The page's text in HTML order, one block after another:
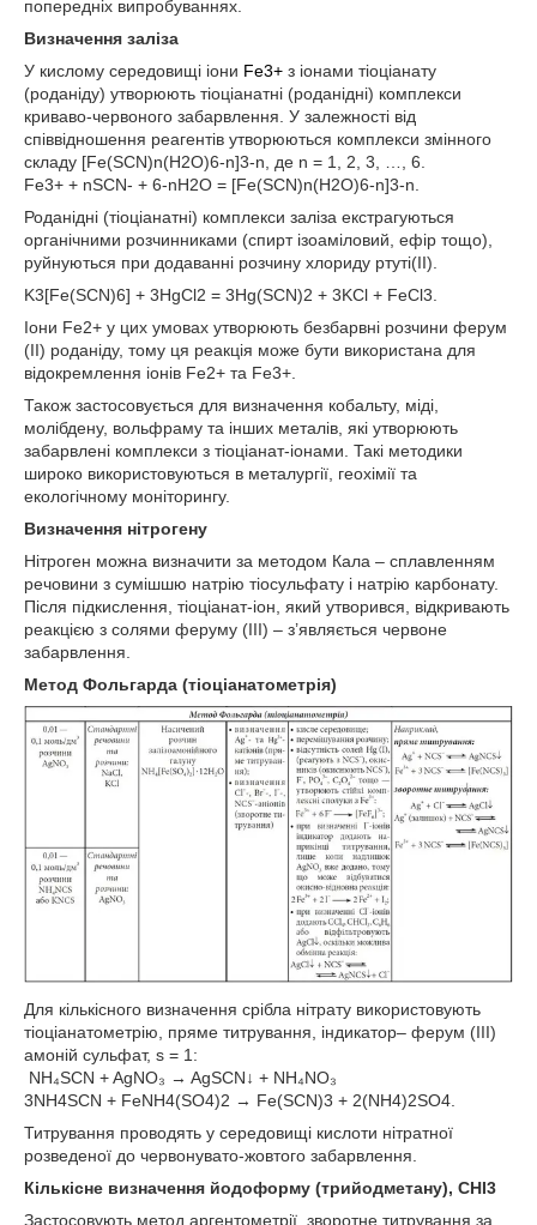
попередніх випробуваннях.
Визначення заліза
У кислому середовищі іони Fe3+ з іонами тіоціанату
(роданіду) утворюють тіоціанатні (роданідні) комплекси
криваво-червоного забарвлення. У залежності від
співвідношення реагентів утворюються комплекси змінного
складу [Fe(SCN)n(H2O)6-n]3-n, де n = 1, 2, 3, …, 6.
Fe3+ + nSCN- + 6-nH2O = [Fe(SCN)n(H2O)6-n]3-n.
Роданідні (тіоціанатні) комплекси заліза екстрагуються
органічними розчинниками (спирт ізоаміловий, ефір тощо),
руйнуються при додаванні розчину хлориду ртуті(ІІ).
K3[Fe(SCN)6] + 3HgCl2 = 3Hg(SCN)2 + 3KCl + FeCl3.
Іони Fe2+ у цих умовах утворюють безбарвні розчини ферум
(ІІ) роданіду, тому ця реакція може бути використана для
відокремлення іонів Fe2+ та Fe3+.
Також застосовується для визначення кобальту, міді,
молібдену, вольфраму та інших металів, які утворюють
забарвлені комплекси з тіоціанат-іонами. Такі методики
широко використовуються в металургії, геохімії та
екологічному моніторингу.
Визначення нітрогену
Нітроген можна визначити за методом Кала – сплавленням
речовини з сумішшю натрію тіосульфату і натрію карбонату.
Після підкислення, тіоціанат-іон, який утворився, відкривають
реакцією з солями феруму (ІІІ) – з’являється червоне
забарвлення.
Метод Фольгарда (тіоціанатометрія)
Для кількісного визначення срібла нітрату використовують
тіоціанатометрію, пряме титрування, індикатор– ферум (III)
амоній сульфат, s = 1:
NH₄SCN + AgNO₃ → AgSCN↓ + NH₄NO₃
3NH4SCN + FeNH4(SO4)2 → Fe(SCN)3 + 2(NH4)2SO4.
Титрування проводять у середовищі кислоти нітратної
розведеної до червонувато-жовтого забарвлення.
Кількісне визначення йодоформу (трийодметану), СНІ3
Застосовують метод аргентометрії, зворотне титрування за